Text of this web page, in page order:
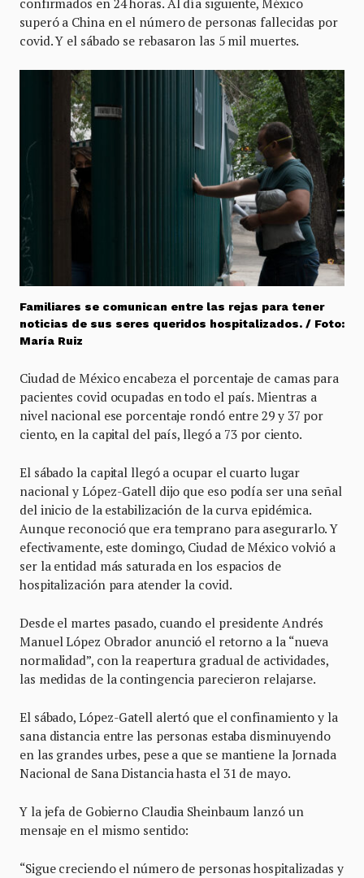
superó a China en el número de personas fallecidas por
covid. Y el sábado se rebasaron las 5 mil muertes.
Familiares se comunican entre las rejas para tener
noticias de sus seres queridos hospitalizados. / Foto:
María Ruiz
Ciudad de México encabeza el porcentaje de camas para
pacientes covid ocupadas en todo el país. Mientras a
nivel nacional ese porcentaje rondó entre 29 y 37 por
ciento, en la capital del país, llegó a 73 por ciento.
El sábado la capital llegó a ocupar el cuarto lugar
nacional y López-Gatell dijo que eso podía ser una señal
del inicio de la estabilización de la curva epidémica.
Aunque reconoció que era temprano para asegurarlo. Y
efectivamente, este domingo, Ciudad de México volvió a
ser la entidad más saturada en los espacios de
hospitalización para atender la covid.
Desde el martes pasado, cuando el presidente Andrés
Manuel López Obrador anunció el retorno a la “nueva
normalidad”, con la reapertura gradual de actividades,
las medidas de la contingencia parecieron relajarse.
El sábado, López-Gatell alertó que el confinamiento y la
sana distancia entre las personas estaba disminuyendo
en las grandes urbes, pese a que se mantiene la Jornada
Nacional de Sana Distancia hasta el 31 de mayo.
Y la jefa de Gobierno Claudia Sheinbaum lanzó un
mensaje en el mismo sentido:
“Sigue creciendo el número de personas hospitalizadas y